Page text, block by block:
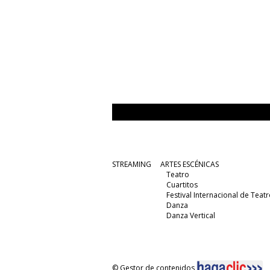
STREAMING
ARTES ESCÉNICAS
Teatro
Cuartitos
Festival Internacional de
Danza
Danza Vertical